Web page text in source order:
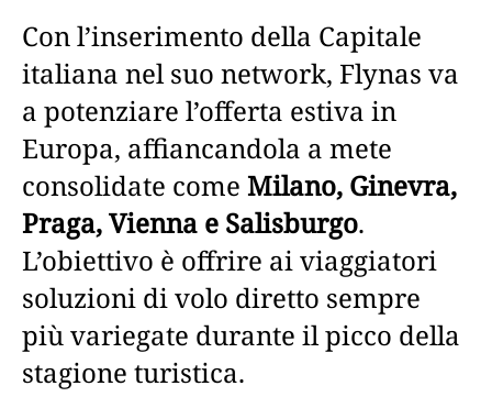
Con l’inserimento della Capitale
italiana nel suo network, Flynas va
a potenziare l’offerta estiva in
Europa, affiancandola a mete
consolidate come Milano, Ginevra,
Praga, Vienna e Salisburgo.
L’obiettivo è offrire ai viaggiatori
soluzioni di volo diretto sempre
più variegate durante il picco della
stagione turistica.